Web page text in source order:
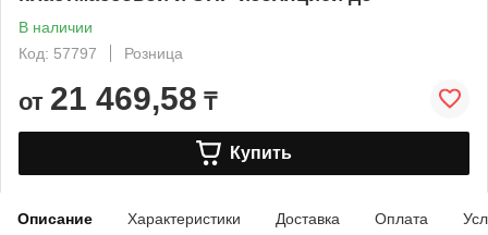
В наличии
Код: 57797
Розница
от 21 469,58 ₸
Купить
Описание Характеристики Доставка Оплата